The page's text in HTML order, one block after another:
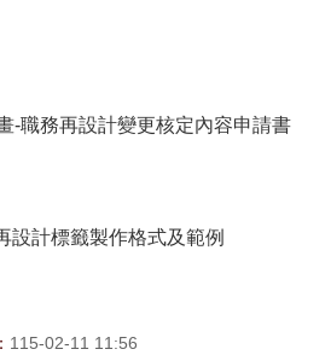
-職務再設計變更核定內容申請書
設計標籤製作格式及範例
115-02-11 11:56